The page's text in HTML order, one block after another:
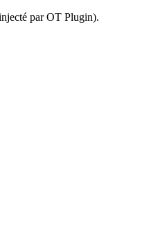
par OT Plugin).